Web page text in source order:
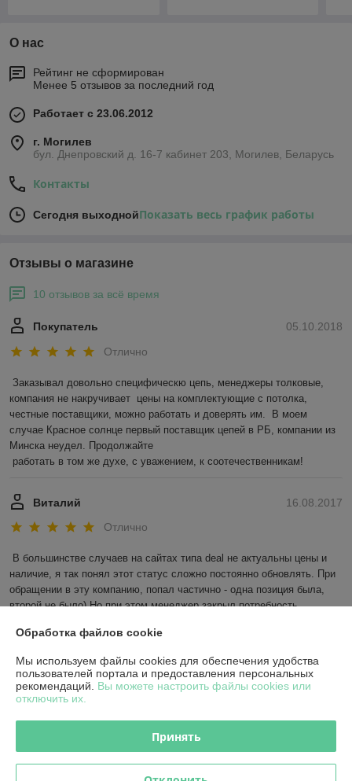
О нас
Рейтинг не сформирован
Менее 5 отзывов за последний год
Работает с 23.06.2012
г. Могилев
бул. Днепровский д. 16-7 кабинет 203, Могилев, Беларусь
Контакты
Сегодня выходнойПоказать весь график работы
Отзывы о магазине
10 отзывов за всё время
05.10.2018
Покупатель
Отлично
Заказывал довольно специфическю цепь, менеджеры толковые,
компания не накручивает  цены на комплектующие с потолка,
честные поставщики, можно работать и доверять им.  В моем
случае Красное солнце первый поставщик цепей в РБ, компании из
Минска неудел. Продолжайте
работать в том же духе, с уважением, к соотечественникам!
16.08.2017
Виталий
Отлично
В большинстве случаев на сайтах типа deal не актуальны цены и
наличие, я так понял этот статус сложно постоянно обновлять. При
обращении в эту компанию, попал частично - одна позиция была,
второй не было) Но при этом менеджер закрыл потребность,
О нас
Обработка файлов cookie
Мы используем файлы cookies для обеспечения удобства
пользователей портала и предоставления персональных
рекомендаций. Вы можете настроить файлы cookies или
отключить их.
Принять